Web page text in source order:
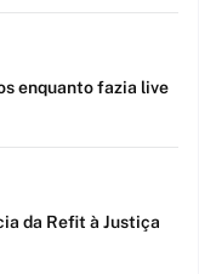
enquanto fazia live
da Refit à Justiça